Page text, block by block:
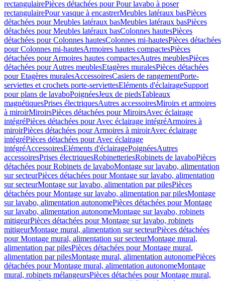
rectangulairePièces détachées pour Pour lavabo à poser
rectangulairePour vasque à encastrerMeubles latéraux basPièces
détachées pour Meubles latéraux basMeubles latéraux basPièces
détachées pour Meubles latéraux basColonnes hautesPièces
détachées pour Colonnes hautesColonnes mi-hautesPièces détachées
pour Colonnes mi-hautesArmoires hautes compactesPièces
détachées pour Armoires hautes compactesAutres meublesPièces
détachées pour Autres meublesEtagères muralesPièces détachées
pour Etagères muralesAccessoiresCasiers de rangementPorte-
serviettes et crochets porte-serviettesEléments d'éclairageSupport
pour plans de lavaboPoignéesJeux de piedsTableaux
magnétiquesPrises électriquesAutres accessoiresMiroirs et armoires
à miroirMiroirsPièces détachées pour MiroirsAvec éclairage
intégréPièces détachées pour Avec éclairage intégréArmoires à
miroirPièces détachées pour Armoires à miroirAvec éclairage
intégréPièces détachées pour Avec éclairage
intégréAccessoiresEléments d'éclairagePoignéesAutres
accessoiresPrises électriquesRobinetteriesRobinets de lavaboPièces
détachées pour Robinets de lavaboMontage sur lavabo, alimentation
sur secteurPièces détachées pour Montage sur lavabo, alimentation
sur secteurMontage sur lavabo, alimentation par pilesPièces
détachées pour Montage sur lavabo, alimentation par pilesMontage
sur lavabo, alimentation autonomePièces détachées pour Montage
sur lavabo, alimentation autonomeMontage sur lavabo, robinets
mitigeurPièces détachées pour Montage sur lavabo, robinets
mitigeurMontage mural, alimentation sur secteurPièces détachées
pour Montage mural, alimentation sur secteurMontage mural,
alimentation par pilesPièces détachées pour Montage mural,
alimentation par pilesMontage mural, alimentation autonomePièces
détachées pour Montage mural, alimentation autonomeMontage
mural, robinets mélangeursPièces détachées pour Montage mural,